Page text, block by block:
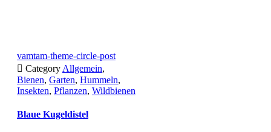
vamtam-theme-circle-post
 Category Allgemein,
Bienen, Garten, Hummeln,
Insekten, Pflanzen, Wildbienen
Blaue Kugeldistel